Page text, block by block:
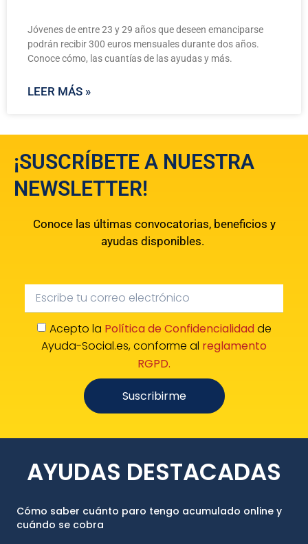
Jóvenes de entre 23 y 29 años que deseen emanciparse
podrán recibir 300 euros mensuales durante dos años.
Conoce cómo, las cuantías de las ayudas y más.
LEER MÁS »
¡SUSCRÍBETE A NUESTRA
NEWSLETTER!
Conoce las últimas convocatorias, beneficios y
ayudas disponibles.
Acepto la Política de Confidencialidadde
Ayuda-Social.es, conforme al reglamento
RGPD.
Suscribirme
Cómo saber cuánto paro tengo acumulado online y
cuándo se cobra
AYUDAS DESTACADAS